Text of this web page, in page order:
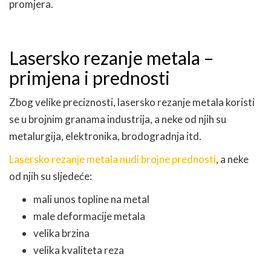
promjera.
Lasersko rezanje metala –
primjena i prednosti
Zbog velike preciznosti, lasersko rezanje metala koristi
se u brojnim granama industrija, a neke od njih su
metalurgija, elektronika, brodogradnja itd.
Lasersko rezanje metala nudi brojne prednosti, a neke
od njih su sljedeće:
mali unos topline na metal
male deformacije metala
velika brzina
velika kvaliteta reza